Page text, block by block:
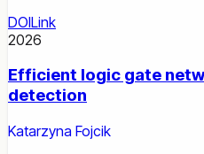
DOILink
2026
Efficient logic gate
detection
Katarzyna Fojcik